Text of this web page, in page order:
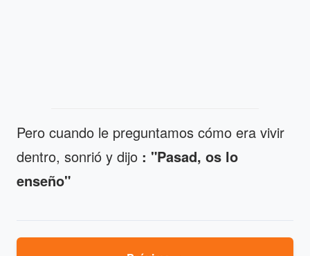
Pero cuando le preguntamos cómo era vivir
dentro, sonrió y dijo : "Pasad, os lo
enseño"